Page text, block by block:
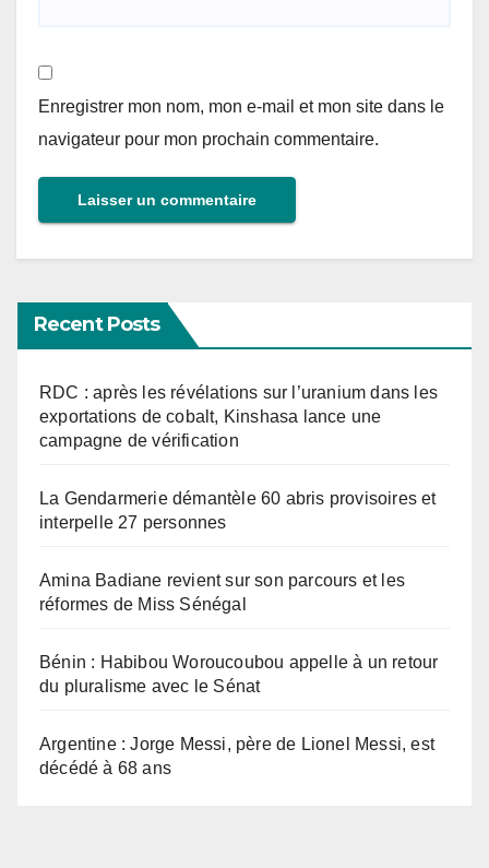
Enregistrer mon nom, mon e-mail et mon site dans le
navigateur pour mon prochain commentaire.
Recent Posts
RDC : après les révélations sur l’uranium dans les
exportations de cobalt, Kinshasa lance une
campagne de vérification
La Gendarmerie démantèle 60 abris provisoires et
interpelle 27 personnes
Amina Badiane revient sur son parcours et les
réformes de Miss Sénégal
Bénin : Habibou Woroucoubou appelle à un retour
du pluralisme avec le Sénat
Argentine : Jorge Messi, père de Lionel Messi, est
décédé à 68 ans